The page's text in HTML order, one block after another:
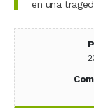
en una